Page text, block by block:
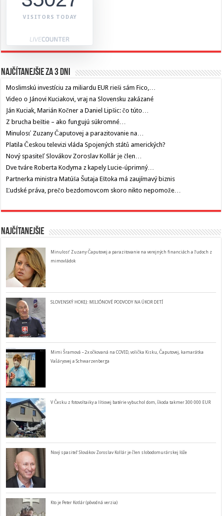
VISITORS TODAY
Najčítanejšie za 3 dni
Moslimskú investíciu za miliardu EUR rieši sám Fico,…
Video o Jánovi Kuciakovi, vraj na Slovensku zakázané
Ján Kuciak, Marián Kočner a Daniel Lipšic: čo túto…
Z brucha beštie – ako fungujú súkromné…
Minulosť Zuzany Čaputovej a parazitovanie na…
Platila Českou televizi vláda Spojených států amerických?
Nový spasiteľ Slovákov Zoroslav Kollár je člen…
Dve tváre Roberta Kodyma z kapely Lucie-úprimný…
Partnerka ministra Matúša Šutaja Eštoka má zaujímavý biznis
Ľudské práva, prečo bezdomovcom skoro nikto nepomože…
Najčítanejšie
Minulosť Zuzany Čaputovej a parazitovanie na verejných financiách a ľudoch z
mimovládok
SLOVENSKÝ HOKEJ: MILIÓNOVÉ PODVODY NA ÚKOR DETÍ
Mimi Šramová – 2x očkovaná na COVID, volička Kisku, Čaputovej, kamarátka
Vašáryovej a Schwarzenberga
V Česku z fotovoltaiky a lítiovej batérie vybuchol dom, škoda takmer 300 000 EUR
Nový spasiteľ Slovákov Zoroslav Kollár je člen slobodomurárskej lóže
Kto je Peter Kotlár (pôvodná verzia)